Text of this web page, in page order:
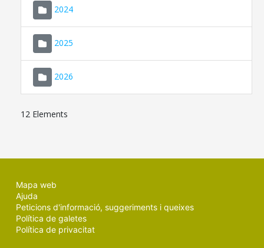
2024
2025
2026
12 Elements
Mapa web
Ajuda
Peticions d'informació, suggeriments i queixes
Política de galetes
Política de privacitat